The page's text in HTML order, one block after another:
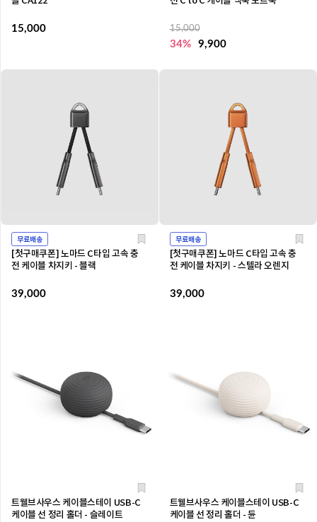
15,000 15,000
34% 9,900
무료배송
[첫구매쿠폰] 노마드 C타입 고속 충
전 케이블 차지키 - 블랙
39,000
무료배송
[첫구매쿠폰] 노마드 C타입 고속 충
전 케이블 차지키 - 스텔라 오렌지
39,000
트웰브사우스 케이블스테이 USB-C
케이블 선 정리 홀더 - 슬레이트
트웰브사우스 케이블스테이 USB-C
케이블 선 정리 홀더 - 듄